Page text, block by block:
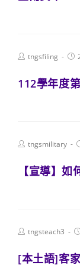
Posttngsfiling
112學年度
Posttngsmilitary
【宣導】
Posttngsteach3
[本土語]客